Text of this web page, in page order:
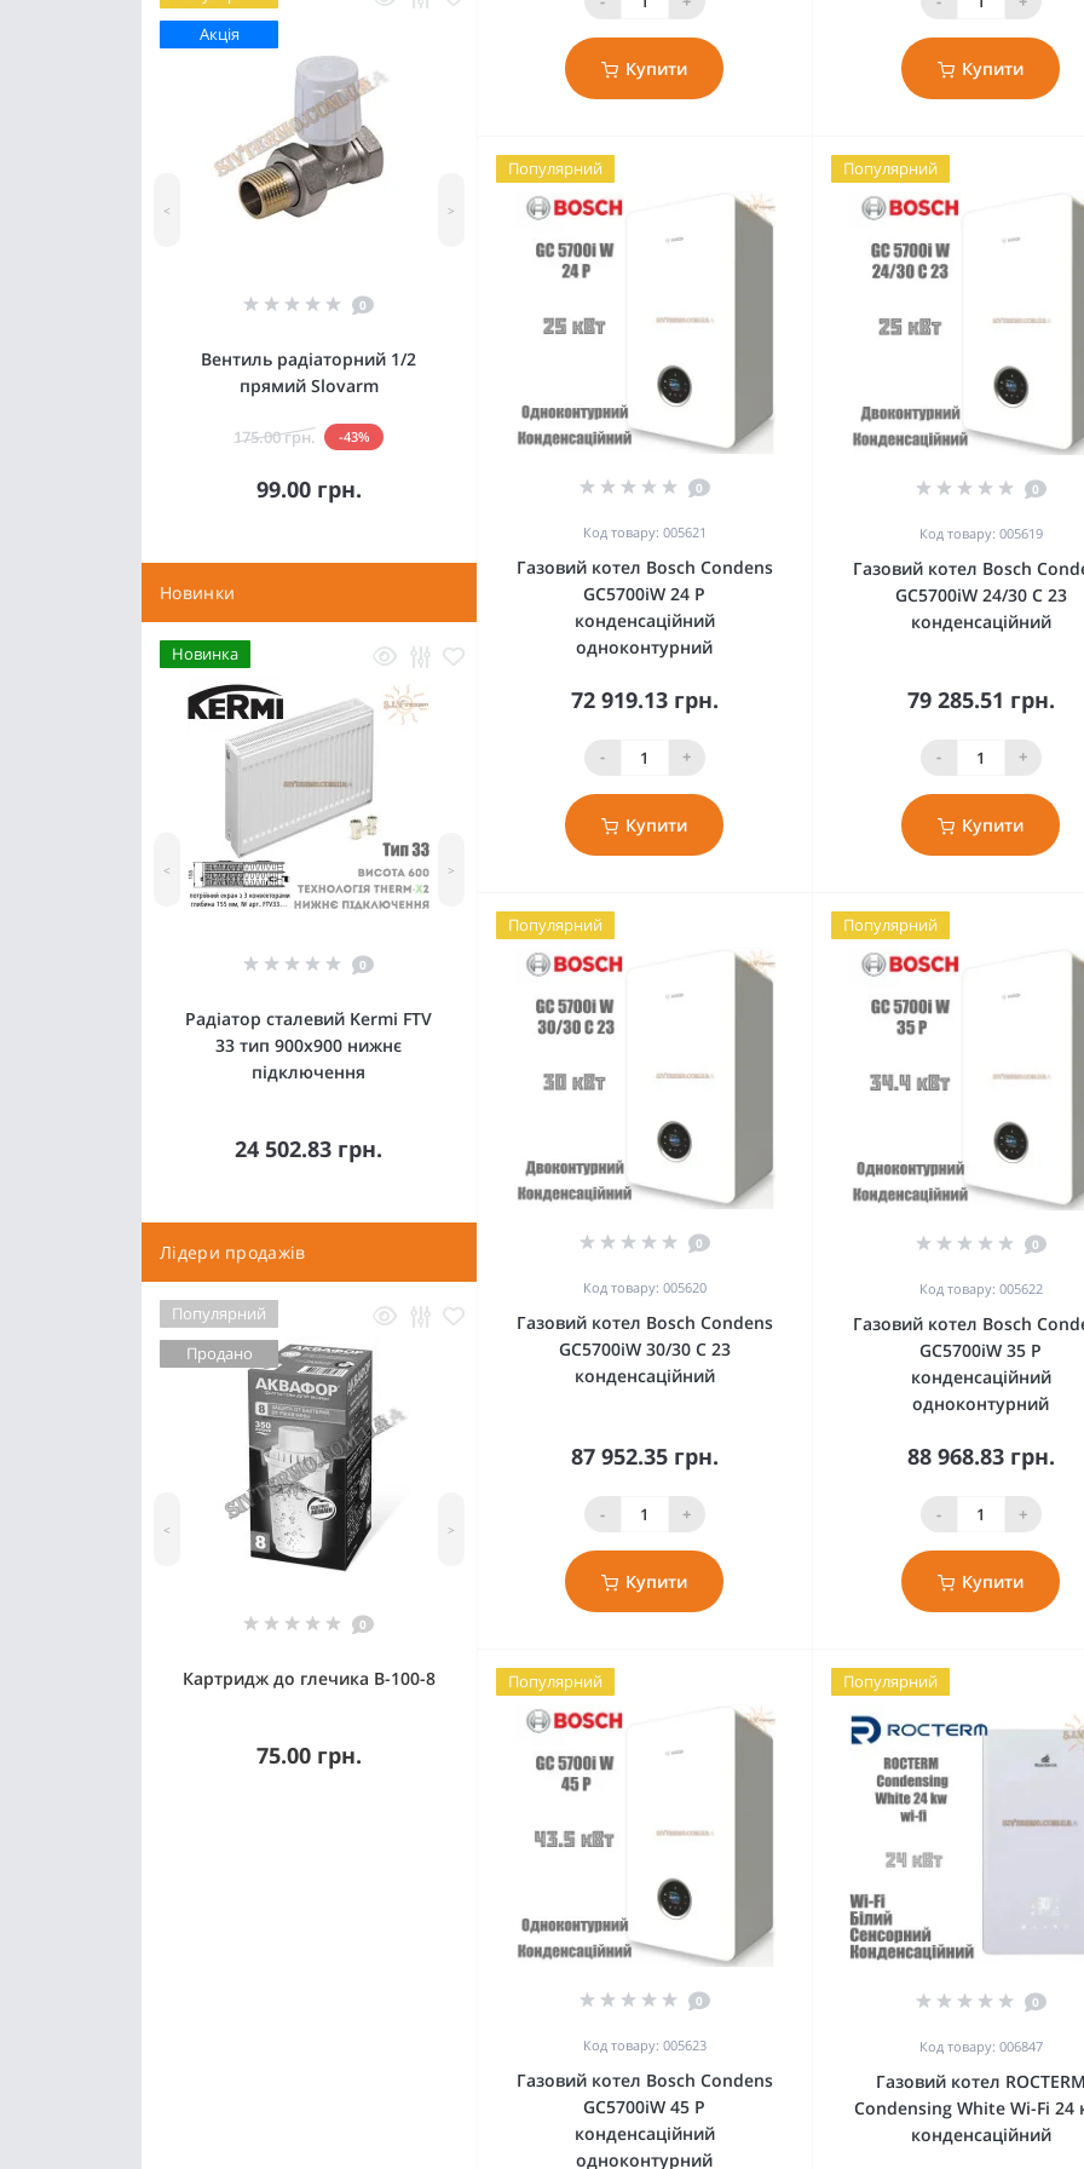
Акція
0
Вентиль радіаторний 1/2
прямий Slovarm
175.00 грн. -43%
99.00 грн.
< >
Новинки
Новинка
0
Радіатор сталевий Kermi FTV
33 тип 900x900 нижнє
підключення
24 502.83 грн.
< >
Лідери продажів
Популярний
Продано
0
Картридж до глечика В-100-8
75.00 грн.
< >
Купити Купити
Популярний
0
Код товару: 005621
Газовий котел Bosch Condens
GC5700iW 24 P
конденсаційний
одноконтурний
72 919.13 грн.
- +
Купити
Популярний
0
Код товару: 005619
Газовий котел Bosch
GC5700iW 24/30 C 23
конденсаційний
79 285.51 грн.
- +
Купити
Популярний
0
Код товару: 005620
Газовий котел Bosch Condens
GC5700iW 30/30 C 23
конденсаційний
87 952.35 грн.
- +
Купити
Популярний
0
Код товару: 005622
Газовий котел Bosch
GC5700iW 35 P
конденсаційний
одноконтурний
88 968.83 грн.
- +
Купити
Популярний
0
Код товару: 005623
Газовий котел Bosch Condens
GC5700iW 45 P
конденсаційний
одноконтурний
Популярний
0
Код товару: 006847
Газовий котел
Condensing White Wi-Fi 24
конденсаційний